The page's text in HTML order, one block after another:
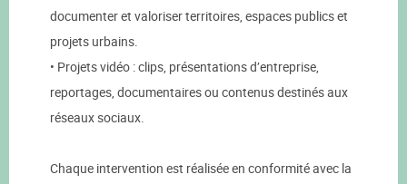
documenter et valoriser territoires, espaces publics et
projets urbains.
• Projets vidéo : clips, présentations d’entreprise,
reportages, documentaires ou contenus destinés aux
réseaux sociaux.
Chaque intervention est réalisée en conformité avec la